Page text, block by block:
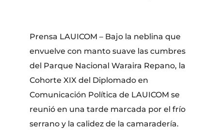
Prensa LAUICOM – Bajo la neblina que
envuelve con manto suave las cumbres
del Parque Nacional Waraira Repano, la
Cohorte XIX del Diplomado en
Comunicación Política de LAUICOM se
reunió en una tarde marcada por el frío
serrano y la calidez de la camaradería.